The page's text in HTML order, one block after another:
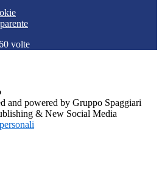
volte
and powered by Gruppo Spaggiari
& New Social Media